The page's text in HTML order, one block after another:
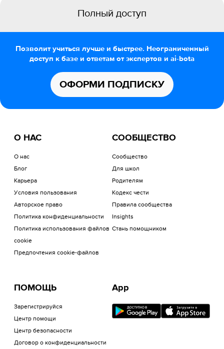
Полный доступ
Позволит учиться лучше и быстрее. Неограниченный
доступ к базе и ответам от экспертов и ai-bota
ОФОРМИ ПОДПИСКУ
О НАС
О нас
Блог
Карьера
Условия пользования
Авторское право
Политика конфиденциальности
Политика использования файлов
cookie
Предпочтения cookie-файлов
СООБЩЕСТВО
Сообщество
Для школ
Родителям
Кодекс чести
Правила сообщества
Insights
Стань помощником
ПОМОЩЬ
Зарегистрируйся
Центр помощи
Центр безопасности
Договор о конфиденциальности
App